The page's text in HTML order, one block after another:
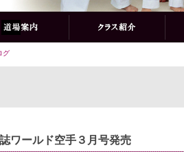
グ
ワールド空手３月号発売